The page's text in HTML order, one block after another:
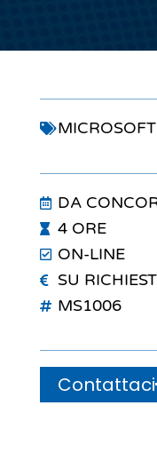
DA
4 ORE
ON-LINE
SU
MS1006
Contattaci